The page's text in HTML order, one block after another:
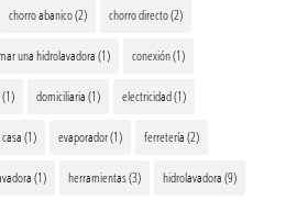
chorro abanico(2) chorro directo(2)
una hidrolavadora(1) conexión(1)
(1) domiciliaria(1) electricidad(1)
(1) evaporador(1) ferretería(2)
(1) herramientas(3) hidrolavadora(9)